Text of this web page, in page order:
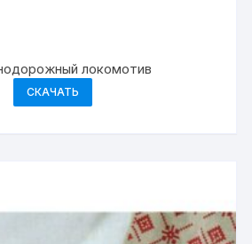
локомотив
СКАЧАТЬ